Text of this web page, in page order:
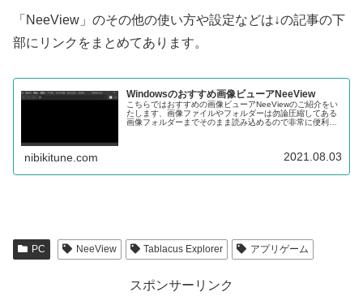
「NeeView」のその他の使い方や設定などは↓の記事の下
部にリンクをまとめてあります。
Windowsのおすすめ画像ビューアNeeView
こちらではおすすめの画像ビューアNeeViewのご紹介をい
たします、画像ファイルやフォルダーは勿論圧縮してある
画像フォルダーまでそのまま読み込めるので非常に便利で
nibikitune.com 2021.08.03
PC NeeView Tablacus Explorer アプリゲーム
スポンサーリンク